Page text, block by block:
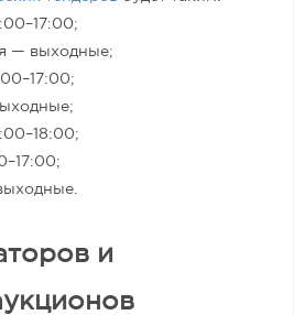
–17:00;
— выходные;
–17:00;
–18:00;
–17:00;
и